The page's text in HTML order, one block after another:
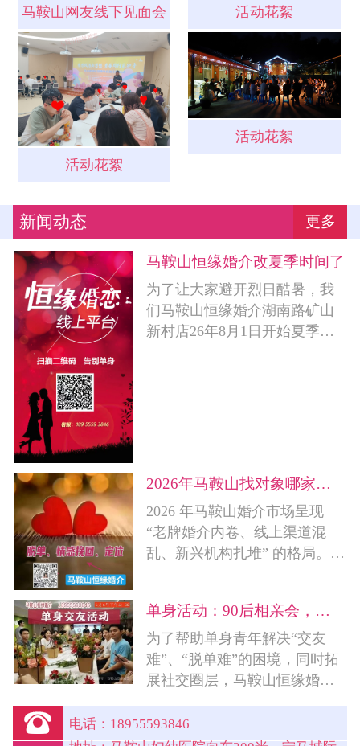
马鞍山网友线下见面会 活动花絮
活动花絮
活动花絮
新闻动态 更多
马鞍山恒缘婚介改夏季时间了
为了让大家避开烈日酷暑，我
们马鞍山恒缘婚介湖南路矿山
新村店26年8月1日开始夏季作
2026年马鞍山找对象哪家机构靠谱
2026 年马鞍山婚介市场呈现
“老牌婚介内卷、线上渠道混
乱、新兴机构扎堆” 的格局。简
单身活动：90后相亲会，时间666
为了帮助单身青年解决“交友
难”、“脱单难”的困境，同时拓
展社交圈层，马鞍山恒缘婚介
友活动。参与......
 电话：18955593846